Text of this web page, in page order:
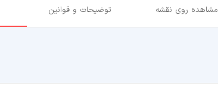
مشاهده روی نقشه توضیحات و قوانین